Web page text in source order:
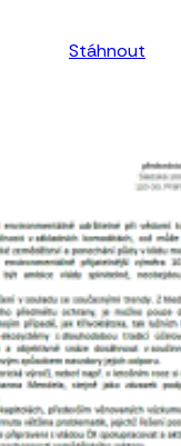
Stáhnout